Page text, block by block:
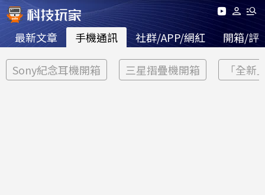
最新文章 手機通訊 社群/APP/網紅 開箱/評
Sony紀念耳機開箱 三星摺疊機開箱 「全新